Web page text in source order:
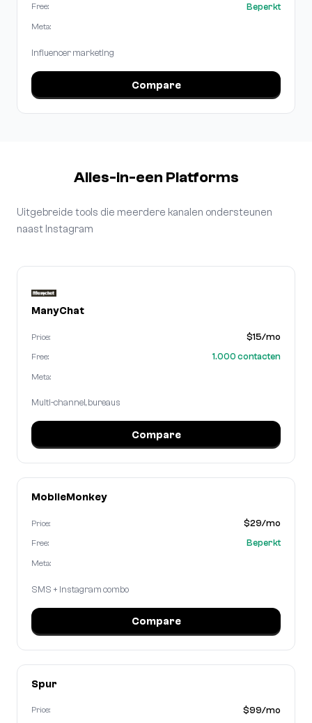
Free: Beperkt
Meta:
Influencer marketing
Compare
Alles-in-een Platforms
Uitgebreide tools die meerdere kanalen ondersteunen
naast Instagram
ManyChat
Price: $15/mo
Free: 1.000 contacten
Meta:
Multi-channel, bureaus
Compare
MobileMonkey
Price: $29/mo
Free: Beperkt
Meta:
SMS + Instagram combo
Compare
Spur
Price: $99/mo